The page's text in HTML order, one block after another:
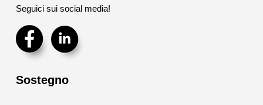
Seguici sui social media!
Sostegno